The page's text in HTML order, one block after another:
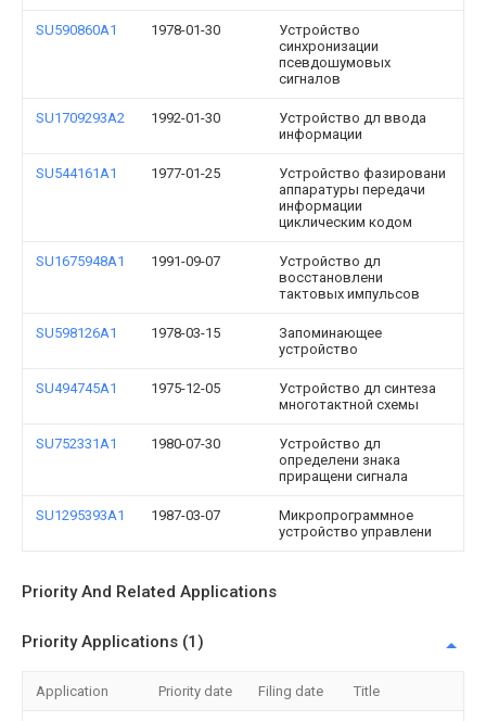
SU590860A1 1978-01-30
Устройство
синхронизации
псевдошумовых
сигналов
SU1709293A2 1992-01-30
Устройство дл ввода
информации
SU544161A1 1977-01-25
Устройство фазировани
аппаратуры передачи
информации
циклическим кодом
SU1675948A1 1991-09-07
Устройство дл
восстановлени
тактовых импульсов
SU598126A1 1978-03-15
Запоминающее
устройство
SU494745A1 1975-12-05
Устройство дл синтеза
многотактной схемы
SU752331A1 1980-07-30
Устройство дл
определени знака
приращени сигнала
SU1295393A1 1987-03-07
Микропрограммное
устройство управлени
Priority And Related Applications
Priority Applications (1)
Application Priority date Filing date Title